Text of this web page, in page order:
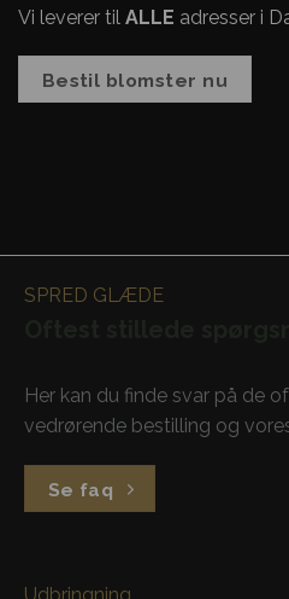
Vi leverer til ALLE adresser i
Bestil blomster nu
SPRED GLÆDE
Her kan du finde svar på de
vedrørende bestilling og
Se faq